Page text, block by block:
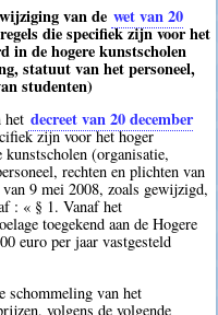
van de wet van 20
die specifiek zijn voor het
in de hogere kunstscholen
statuut van het personeel,
studenten)
het decreet van 20 december
zijn voor het hoger
(organisatie,
rechten en plichten van
9 mei 2008, zoals gewijzigd,
: « § 1. Vanaf het
toegekend aan de Hogere
euro per jaar vastgesteld
schommeling van het
volgens de volgende